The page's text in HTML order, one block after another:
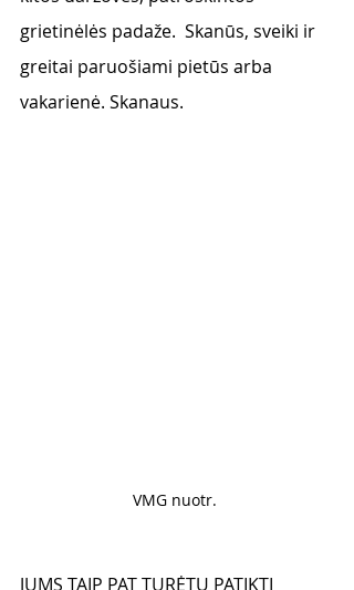
grietinėlės padaže.  Skanūs, sveiki ir
greitai paruošiami pietūs arba
vakarienė. Skanaus.
VMG nuotr.
JUMS TAIP PAT TURĖTŲ PATIKTI